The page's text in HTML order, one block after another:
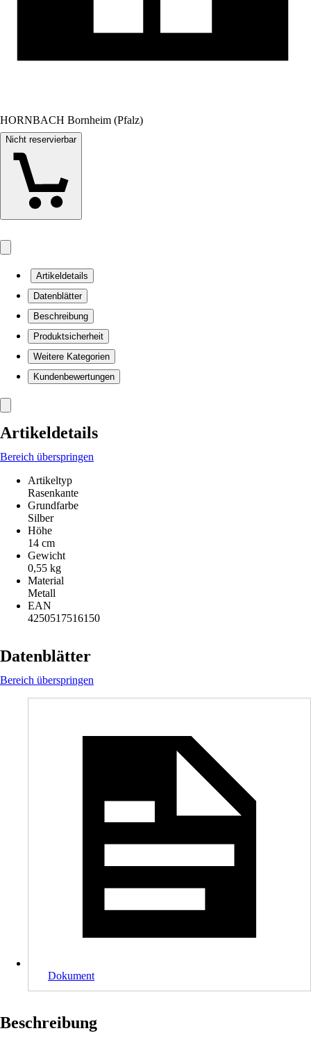
HORNBACH Bornheim (Pfalz)
Nicht reservierbar
Artikeldetails
Datenblätter
Beschreibung
Produktsicherheit
Weitere Kategorien
Kundenbewertungen
Artikeldetails
Bereich überspringen
Artikeltyp
Rasenkante
Grundfarbe
Silber
Höhe
14 cm
Gewicht
0,55 kg
Material
Metall
EAN
4250517516150
Datenblätter
Bereich überspringen
Dokument
Beschreibung